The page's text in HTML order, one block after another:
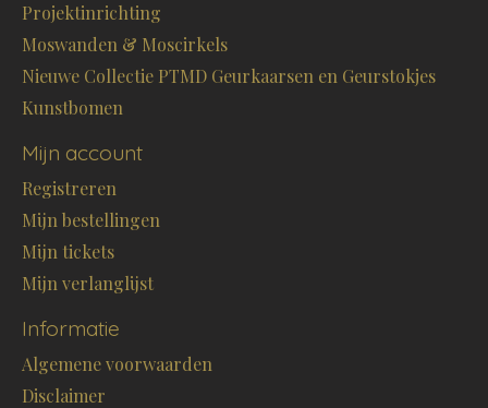
Projektinrichting
Moswanden & Moscirkels
Nieuwe Collectie PTMD Geurkaarsen en Geurstokjes
Kunstbomen
Mijn account
Registreren
Mijn bestellingen
Mijn tickets
Mijn verlanglijst
Informatie
Algemene voorwaarden
Disclaimer